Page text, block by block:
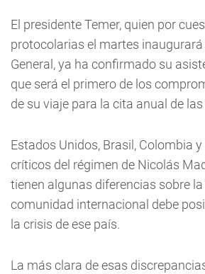
El presidente Temer, quien por
protocolarias el martes
General, ya ha confirmado su
que será el primero de los
de su viaje para la cita anual de
Estados Unidos, Brasil, Colombia
críticos del régimen de Nicolás
tienen algunas diferencias sobre
comunidad internacional debe
la crisis de ese país.
La más clara de esas